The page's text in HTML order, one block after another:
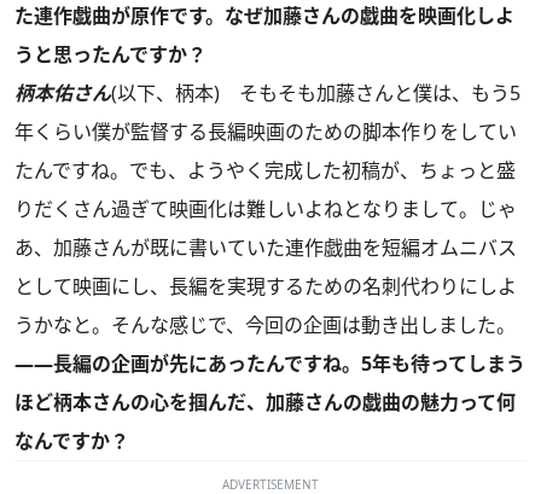
た連作戯曲が原作です。なぜ加藤さんの戯曲を映画化しよ
うと思ったんですか？
柄本佑さん(以下、柄本) そもそも加藤さんと僕は、もう5
年くらい僕が監督する長編映画のための脚本作りをしてい
たんですね。でも、ようやく完成した初稿が、ちょっと盛
りだくさん過ぎて映画化は難しいよねとなりまして。じゃ
あ、加藤さんが既に書いていた連作戯曲を短編オムニバス
として映画にし、長編を実現するための名刺代わりにしよ
うかなと。そんな感じで、今回の企画は動き出しました。
——長編の企画が先にあったんですね。5年も待ってしまう
ほど柄本さんの心を掴んだ、加藤さんの戯曲の魅力って何
なんですか？
ADVERTISEMENT